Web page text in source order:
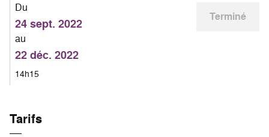
Du
24 sept. 2022
au
22 déc. 2022
14h15
Terminé
Tarifs